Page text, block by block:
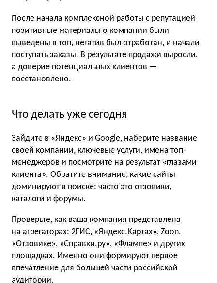
После начала комплексной работы с репутацией
позитивные материалы о компании были
выведены в топ, негатив был отработан, и начали
поступать заказы. В результате продажи выросли,
а доверие потенциальных клиентов —
восстановлено.
Что делать уже сегодня
Зайдите в «Яндекс» и Google, наберите название
своей компании, ключевые услуги, имена топ-
менеджеров и посмотрите на результат «глазами
клиента». Обратите внимание, какие сайты
доминируют в поиске: часто это отзовики,
каталоги и форумы.
Проверьте, как ваша компания представлена
на агрегаторах: 2ГИС, «Яндекс.Картах», Zoon,
«Отзовике», «Справки.ру», «Флампе» и других
площадках. Именно они формируют первое
впечатление для большей части российской
аудитории.